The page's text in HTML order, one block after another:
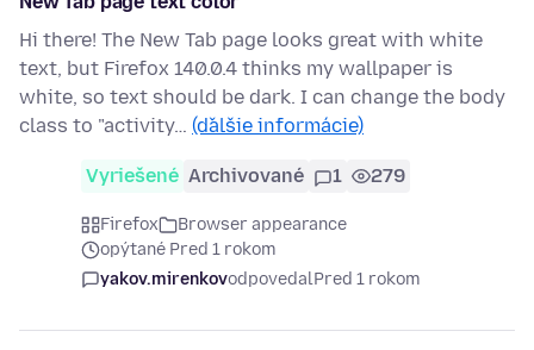
Hi there! The New Tab page looks great with white
text, but Firefox 140.0.4 thinks my wallpaper is
white, so text should be dark. I can change the body
class to "activity… (ďalšie informácie)
Vyriešené Archivované 1 279
Firefox
Browser appearance
opýtané Pred 1 rokom
yakov.mirenkovodpovedalPred 1 rokom